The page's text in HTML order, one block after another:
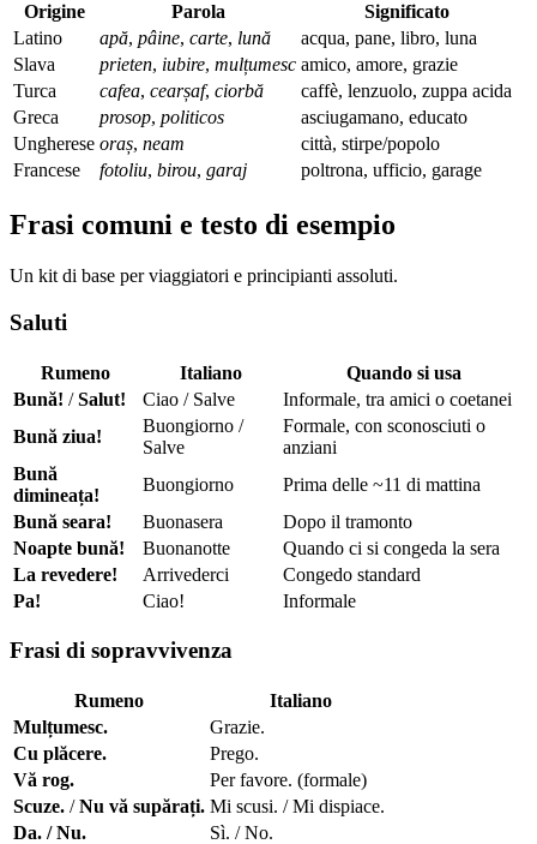
Origine Parola
Significato
Latino
apă, pâine, carte, lună
acqua, pane, libro, luna
Slava
prieten, iubire, mulțumesc amico, amore, grazie
Turca
cafea, cearșaf, ciorbă
caffè, lenzuolo, zuppa acida
Greca
prosop, politicos
asciugamano, educato
Ungherese oraș, neam
città, stirpe/popolo
Francese
fotoliu, birou, garaj poltrona, ufficio, garage
Frasi comuni e testo di esempio
Un kit di base per viaggiatori e principianti assoluti.
Saluti
Rumeno Italiano
Quando si usa
Bună! /Salut! Ciao / Salve
Informale, tra amici o coetanei
Bună ziua!
Buongiorno /
Salve
Formale, con sconosciuti o
anziani
Bună
dimineața!
Buongiorno
Prima delle ~11 di mattina
Bună seara!
Buonasera
Dopo il tramonto
Noapte bună!
Buonanotte
Quando ci si congeda la sera
La revedere!
Arrivederci
Congedo standard
Pa!
Ciao! Informale
Frasi di sopravvivenza
Rumeno
Italiano
Mulțumesc.
Grazie.
Cu plăcere.
Prego.
Vă rog.
Per favore. (formale)
Scuze. /Nu vă supărați. Mi scusi. / Mi dispiace.
Da. / Nu.
Sì. / No.